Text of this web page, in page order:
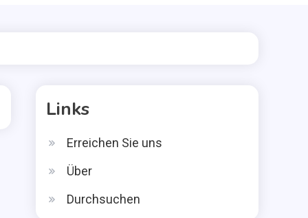
Links
Erreichen Sie uns
Über
Durchsuchen